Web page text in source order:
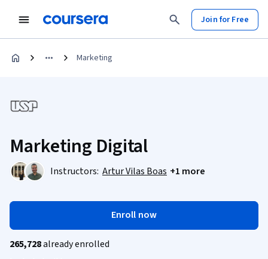
Join for Free
Marketing
Marketing Digital
Instructors: Artur Vilas Boas +1 more
Enroll now
265,728already enrolled